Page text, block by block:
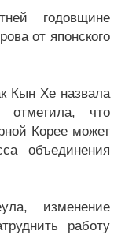
годовщине
от японского
Кын Хе назвала
отметила, что
Корее может
объединения
изменение
работу